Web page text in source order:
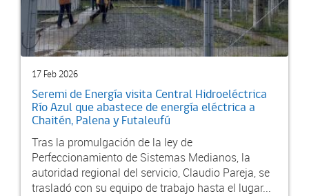
17 Feb 2026
Seremi de Energía visita Central Hidroeléctrica
Río Azul que abastece de energía eléctrica a
Chaitén, Palena y Futaleufú
Tras la promulgación de la ley de
Perfeccionamiento de Sistemas Medianos, la
autoridad regional del servicio, Claudio Pareja, se
trasladó con su equipo de trabajo hasta el lugar...